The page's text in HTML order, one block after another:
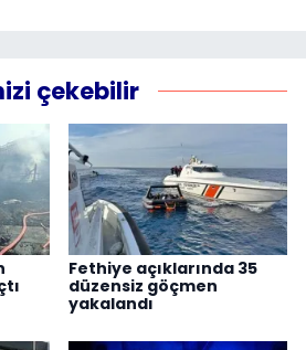
çekebilir
Fethiye açıklarında 35
düzensiz göçmen
yakalandı